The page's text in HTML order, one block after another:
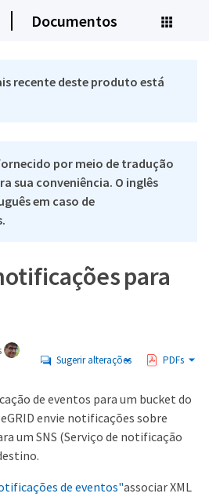
Documentos
recente deste produto está
por meio de tradução
sua conveniência. O inglês
em caso de
para
Sugerir alterações PDFs
de eventos para um bucket do
envie notificações sobre
um SNS (Serviço de notificação
de eventos"associar XML